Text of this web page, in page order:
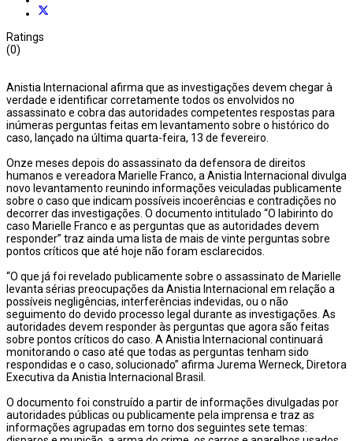
Ratings
(0)
Anistia Internacional afirma que as investigações devem chegar à
verdade e identificar corretamente todos os envolvidos no
assassinato e cobra das autoridades competentes respostas para
inúmeras perguntas feitas em levantamento sobre o histórico do
caso, lançado na última quarta-feira, 13 de fevereiro.
Onze meses depois do assassinato da defensora de direitos
humanos e vereadora Marielle Franco, a Anistia Internacional divulga
novo levantamento reunindo informações veiculadas publicamente
sobre o caso que indicam possíveis incoerências e contradições no
decorrer das investigações. O documento intitulado “O labirinto do
caso Marielle Franco e as perguntas que as autoridades devem
responder” traz ainda uma lista de mais de vinte perguntas sobre
pontos críticos que até hoje não foram esclarecidos.
“O que já foi revelado publicamente sobre o assassinato de Marielle
levanta sérias preocupações da Anistia Internacional em relação a
possíveis negligências, interferências indevidas, ou o não
seguimento do devido processo legal durante as investigações. As
autoridades devem responder às perguntas que agora são feitas
sobre pontos críticos do caso. A Anistia Internacional continuará
monitorando o caso até que todas as perguntas tenham sido
respondidas e o caso, solucionado” afirma Jurema Werneck, Diretora
Executiva da Anistia Internacional Brasil.
O documento foi construído a partir de informações divulgadas por
autoridades públicas ou publicamente pela imprensa e traz as
informações agrupadas em torno dos seguintes sete temas: